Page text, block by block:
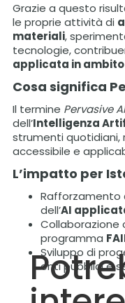
Grazie a questo
le proprie attività di
materiali,
tecnologie,
applicata in ambito
Cosa significa
Il termine Pervasive AI
dell’Intelligenza
strumenti quotidiani,
accessibile e
L’impatto per
Rafforzamento
dell’AI
Collaborazione
programma
Sviluppo di
enti pubblici e